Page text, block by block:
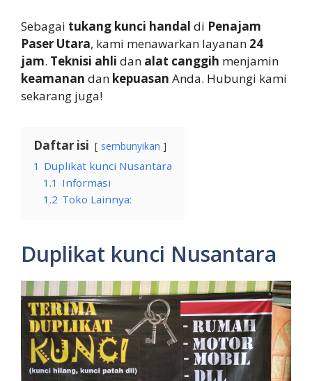
Sebagai tukang kunci handal di Penajam
Paser Utara, kami menawarkan layanan 24
jam. Teknisi ahli dan alat canggih menjamin
keamanan dan kepuasan Anda. Hubungi kami
sekarang juga!
Daftar isi sembunyikan
1 Duplikat kunci Nusantara
1.1 Informasi
1.2 Toko Lainnya:
Duplikat kunci Nusantara